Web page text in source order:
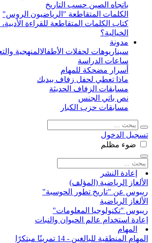
باتجاه الصين حسب التاريخ
الكلمات المتقاطعة "الرياضيون الروس"
كتاب الكلمات المتقاطعة للقراءة
الخيالية؟
مدونة
سيناريوهات لحفلات الأطفالالمنهجية
ساعات الدراسة
أسرار مضحكة للمهام
ماذا تعطي لحفل زفاف بيديك
مسابقات الزفاف الحديثة
نص باتي الجنس
مسابقات حزب الكبار
تسجيل الدخول
ضوء مظلم
إعادة النشر
الألغاز الرياضية (المؤلف)
ريبوس عن "تاريخ تطور الحوسبة"
الألغاز الرياضية
ريبوس "تكنولوجيا المعلومات"
إعادة استخدام عالم الحيوان والنبات
المهام
المهام المنطقية للبالغين - 14 تمرينًا مبتكرًا